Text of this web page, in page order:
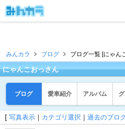
みんカラ ブログ ブログ一覧 [にゃん
にゃんこおっさん
ブログ 愛車紹介 アルバム
[ 写真表示 ｜ カテゴリ選択 ｜ 過去のブロ